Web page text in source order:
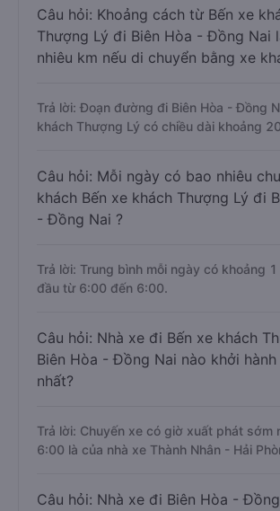
Câu hỏi: Khoảng cách từ Bến xe
Thượng Lý đi Biên Hòa - Đồng Nai
nhiêu km nếu di chuyển bằng xe
Trả lời: Đoạn đường đi Biên Hòa - Đồng
khách Thượng Lý có chiều dài khoảng
Câu hỏi: Mỗi ngày có bao nhiêu
khách Bến xe khách Thượng Lý đi
- Đồng Nai ?
Trả lời: Trung bình mỗi ngày có khoảng
đầu từ 6:00 đến 6:00.
Câu hỏi: Nhà xe đi Bến xe khách
Biên Hòa - Đồng Nai nào khởi hành
nhất?
Trả lời: Chuyến xe có giờ xuất phát sớm
6:00 là của nhà xe Thành Nhân - Hải
Câu hỏi: Nhà xe đi Biên Hòa -